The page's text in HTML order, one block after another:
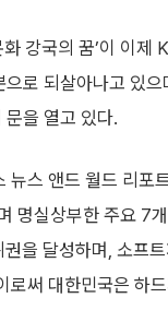
강국의 꿈’이 이
로 되살아나고 있
을 열고 있다.
스 앤드 월드 리포
명실상부한 주요 7
권을 달성하며, 소프
써 대한민국은 하